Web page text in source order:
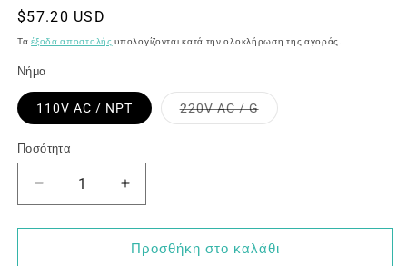
Κανονική
τιμή
$57.20 USD
Ταέξοδα αποστολής υπολογίζονται κατά την ολοκλήρωση της αγοράς.
Νήμα
110V AC / NPT 220V AC / GΗ
παραλλαγή
Ποσότητα
Μείωση
ποσότητας
για
Ηλεκτρομαγνητική
Αύξηση
ποσότητας
για
Ηλεκτρομαγνητική
Προσθήκη στο καλάθι